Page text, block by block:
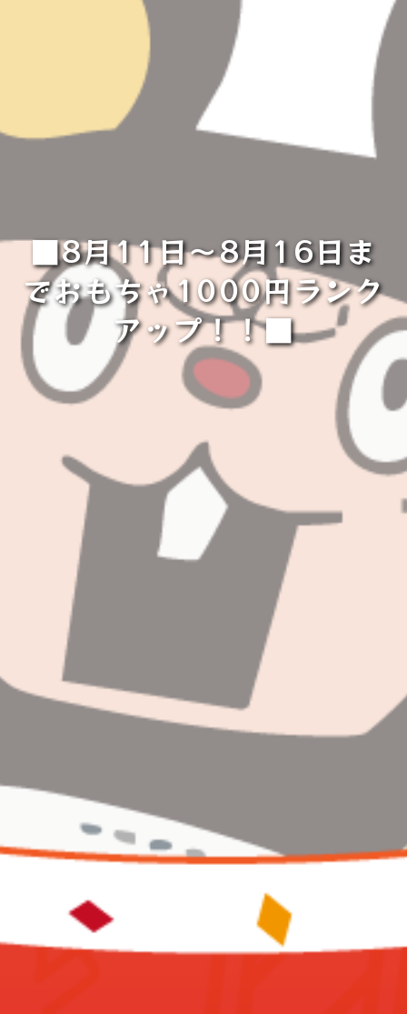
■8月11日～8月16日ま
でおもちゃ1000円ランク
アップ！！■